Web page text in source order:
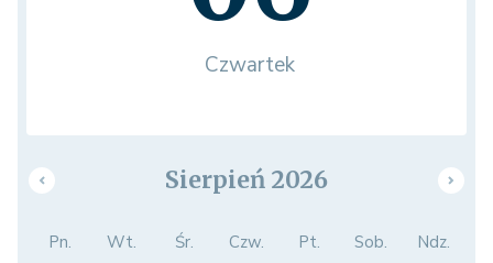
Czwartek
Sierpień 2026
Pn. Wt. Śr. Czw. Pt. Sob. Ndz.